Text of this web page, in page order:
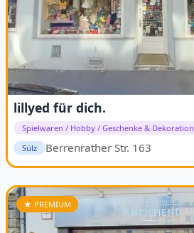
lillyed für dich.
Spielwaren / Hobby / Geschenke & Dekoration
Sülz
Berrenrather Str. 163
★ PREMIUM